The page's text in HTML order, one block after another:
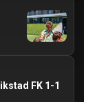
FK 1-1